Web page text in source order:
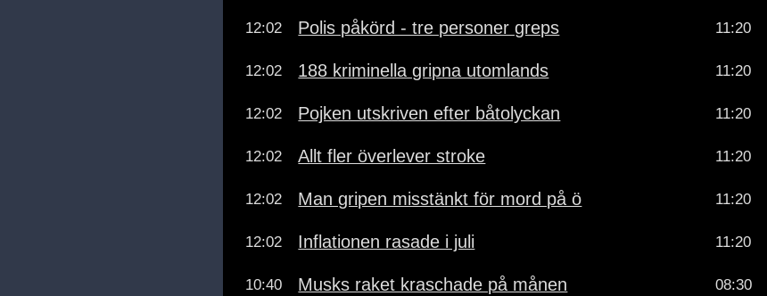
12:02 Polis påkörd - tre personer greps
12:02 188 kriminella gripna utomlands
12:02 Pojken utskriven efter båtolyckan
12:02 Allt fler överlever stroke
12:02 Man gripen misstänkt för mord på ö
12:02 Inflationen rasade i juli
10:40 Musks raket kraschade på månen
11:20
11:20
11:20
11:20
11:20
11:20
08:30